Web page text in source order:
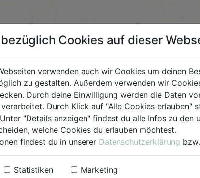
bezüglich Cookies auf dieser
verwenden auch wir Cookies um deinen
zu gestalten. Außerdem verwenden wir
Durch deine Einwilligung werden die Daten
Durch Klick auf "Alle Cookies erlauben"
"Details anzeigen" findest du alle Infos zu den
welche Cookies du erlauben möchtest.
findest du in unserer Datenschutzerklärung
Statistiken Marketing